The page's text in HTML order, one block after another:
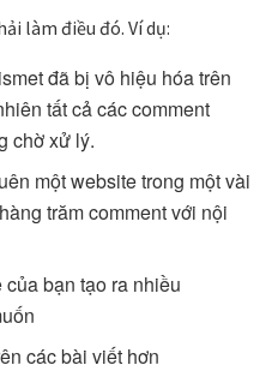
làm điều đó. Ví dụ:
đã bị vô hiệu hóa trên
tất cả các comment
chờ xử lý.
một website trong một vài
trăm comment với nội
bạn tạo ra nhiều
các bài viết hơn